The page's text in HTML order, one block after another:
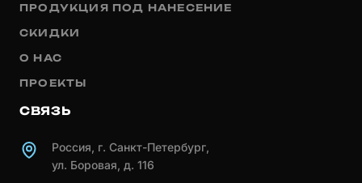
ПРОДУКЦИЯ ПОД НАНЕСЕНИЕ
СКИДКИ
О НАС
ПРОЕКТЫ
СВЯЗЬ
Россия, г. Санкт-Петербург,
ул. Боровая, д. 116